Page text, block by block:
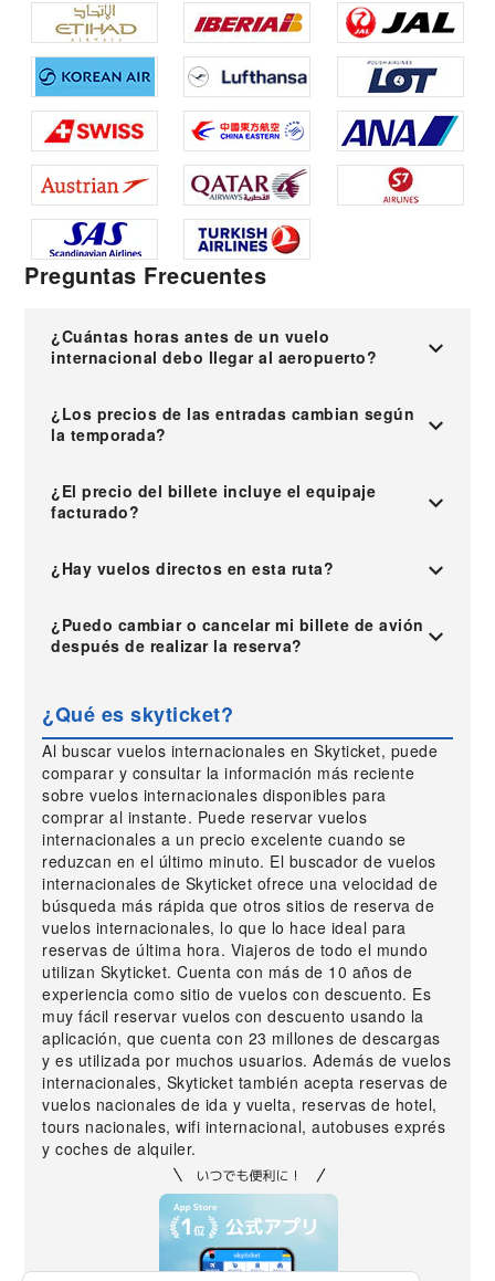
Preguntas Frecuentes
¿Cuántas horas antes de un vuelo
internacional debo llegar al aeropuerto?
¿Los precios de las entradas cambian según
la temporada?
¿El precio del billete incluye el equipaje
facturado?
¿Hay vuelos directos en esta ruta?
¿Puedo cambiar o cancelar mi billete de avión
después de realizar la reserva?
¿Qué es skyticket?
Al buscar vuelos internacionales en Skyticket, puede
comparar y consultar la información más reciente
sobre vuelos internacionales disponibles para
comprar al instante. Puede reservar vuelos
internacionales a un precio excelente cuando se
reduzcan en el último minuto. El buscador de vuelos
internacionales de Skyticket ofrece una velocidad de
búsqueda más rápida que otros sitios de reserva de
vuelos internacionales, lo que lo hace ideal para
reservas de última hora. Viajeros de todo el mundo
utilizan Skyticket. Cuenta con más de 10 años de
experiencia como sitio de vuelos con descuento. Es
muy fácil reservar vuelos con descuento usando la
aplicación, que cuenta con 23 millones de descargas
y es utilizada por muchos usuarios. Además de vuelos
internacionales, Skyticket también acepta reservas de
vuelos nacionales de ida y vuelta, reservas de hotel,
tours nacionales, wifi internacional, autobuses exprés
y coches de alquiler.